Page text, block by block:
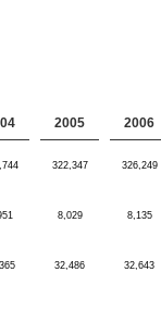
2005 2006
322,347 326,249
8,029 8,135
32,486 32,643